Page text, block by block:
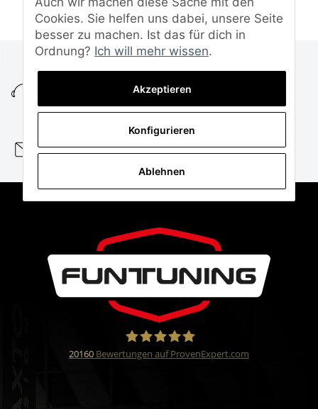
+49 (0)5472 8152995
MO. - DO. 08:00 - 16:00 UHR
service@funtuning.de
20160 Bewertungen auf ProvenExpert.com
Cookies. Sie helfen uns dabei, unsere Seite
besser zu machen. Ist das für dich in
Ordnung? Ich will mehr wissen.
Akzeptieren
Konfigurieren
Ablehnen